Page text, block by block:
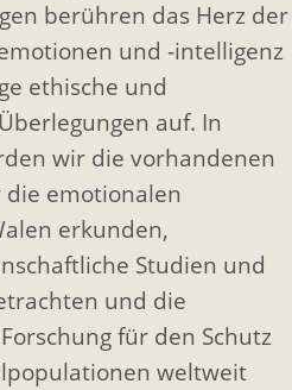
berühren das Herz der
und -intelligenz
ethische und
auf. In
wir die vorhandenen
emotionalen
erkunden,
Studien und
und die
für den Schutz
weltweit